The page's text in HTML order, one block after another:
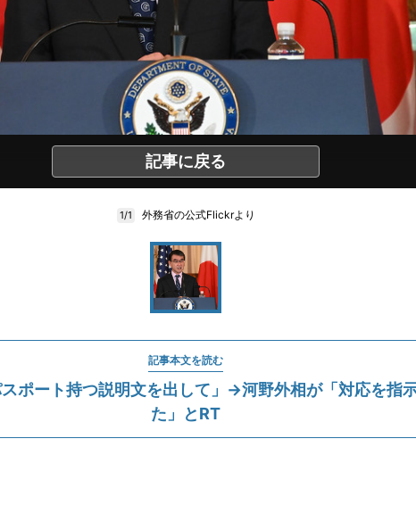
記事に戻る
1/1 外務省の公式Flickrより
記事本文を読む
スポート持つ説明文を出して」→河野外相が「対応を指
た」とRT